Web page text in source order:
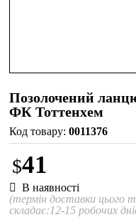
Позолочений
ФК Тоттенхем
0011376
$41
В наявності
(термін доставки цього
складає:12-15 робочих